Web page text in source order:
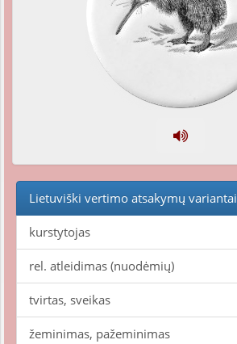
Lietuviški vertimo atsakymų variantai
kurstytojas
rel. atleidimas (nuodėmių)
tvirtas, sveikas
žeminimas, pažeminimas